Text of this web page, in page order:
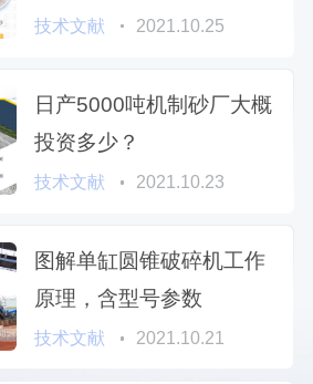
台？
技术文献 2021.10.25
日产5000吨机制砂厂大概
投资多少？
技术文献 2021.10.23
图解单缸圆锥破碎机工作
原理，含型号参数
技术文献 2021.10.21